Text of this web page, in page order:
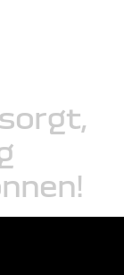
sorgt,